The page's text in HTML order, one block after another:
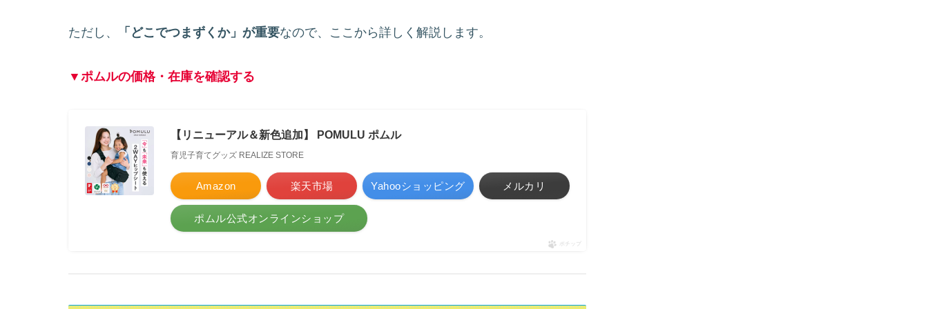
ただし、 「どこでつまずくか」が重要なので、ここから詳しく解説します。
▼ポムルの価格・在庫を確認する
【リニューアル＆新色追加】 POMULU ポムル
育児子育てグッズ REALIZE STORE
Amazon 楽天市場 Yahooショッピング メルカリ
ポムル公式オンラインショップ
ポチップ